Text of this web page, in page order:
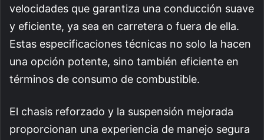
velocidades que garantiza una conducción suave
y eficiente, ya sea en carretera o fuera de ella.
Estas especificaciones técnicas no solo la hacen
una opción potente, sino también eficiente en
términos de consumo de combustible.
El chasis reforzado y la suspensión mejorada
proporcionan una experiencia de manejo segura